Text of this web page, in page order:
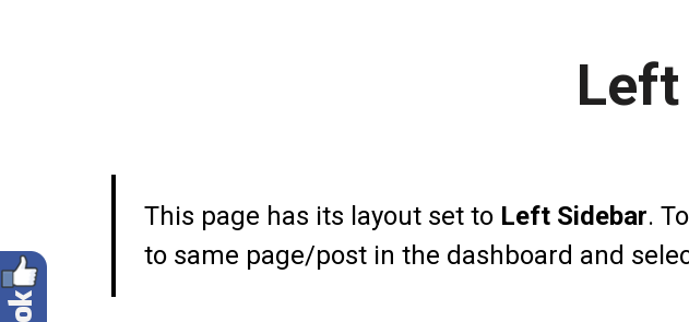
This page has its layout set to Left Sidebar.
to same page/post in the dashboard and